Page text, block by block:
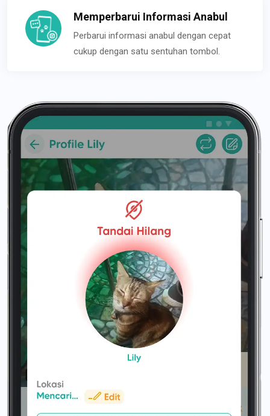
Memperbarui Informasi Anabul
Perbarui informasi anabul dengan cepat
cukup dengan satu sentuhan tombol.